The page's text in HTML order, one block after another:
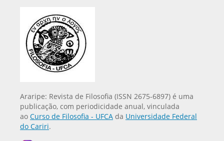
Araripe: Revista de Filosofia (ISSN 2675-6897) é uma
publicação, com periodicidade anual, vinculada
ao Curso de Filosofia - UFCA da Universidade Federal
do Cariri.